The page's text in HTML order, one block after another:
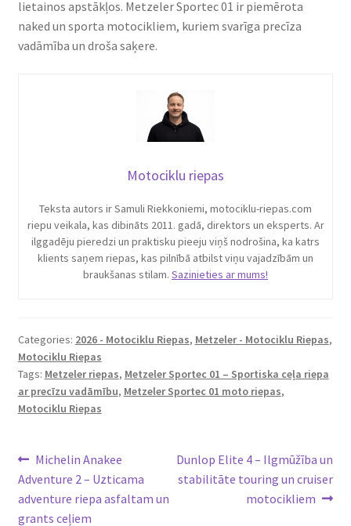
lietainos apstākļos. Metzeler Sportec 01 ir piemērota
naked un sporta motocikliem, kuriem svarīga precīza
vadāmība un droša saķere.
Motociklu riepas
Teksta autors ir Samuli Riekkoniemi, motociklu-riepas.com
riepu veikala, kas dibināts 2011. gadā, direktors un eksperts. Ar
ilggadēju pieredzi un praktisku pieeju viņš nodrošina, ka katrs
klients saņem riepas, kas pilnībā atbilst viņu vajadzībām un
braukšanas stilam. Sazinieties ar mums!
Categories: 2026 - Motociklu Riepas, Metzeler - Motociklu Riepas,
Motociklu Riepas
Tags: Metzeler riepas, Metzeler Sportec 01 – Sportiska ceļa riepa
ar precīzu vadāmību, Metzeler Sportec 01 moto riepas,
Motociklu Riepas
Ziņu
izvēlne
Previous
post:
Michelin Anakee
Adventure 2 – Uzticama
adventure riepa asfaltam un
grants ceļiem
Next
post:
Dunlop Elite 4 – Ilgmūžība un
stabilitāte touring un cruiser
motocikliem